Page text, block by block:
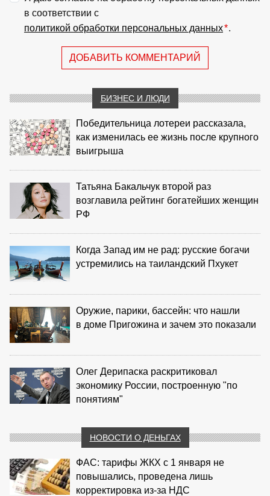
в соответствии с
политикой обработки персональных данных*.
ДОБАВИТЬ КОММЕНТАРИЙ
БИЗНЕС И ЛЮДИ
Победительница лотереи рассказала,
как изменилась ее жизнь после крупного
выигрыша
Татьяна Бакальчук второй раз
возглавила рейтинг богатейших женщин
РФ
Когда Запад им не рад: русские богачи
устремились на таиландский Пхукет
Оружие, парики, бассейн: что нашли
в доме Пригожина и зачем это показали
Олег Дерипаска раскритиковал
экономику России, построенную "по
понятиям"
НОВОСТИ О ДЕНЬГАХ
ФАС: тарифы ЖКХ с 1 января не
повышались, проведена лишь
корректировка из‑за НДС